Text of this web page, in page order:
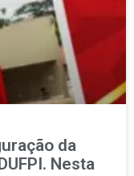
da
Nesta